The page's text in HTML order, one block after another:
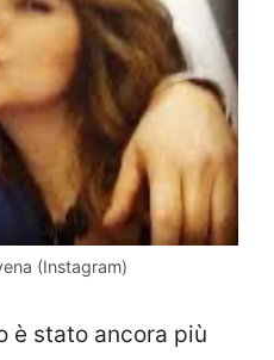
(Instagram)
è stato ancora più